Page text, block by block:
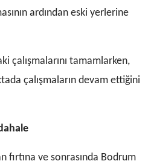
ardından eski yerlerine
çalışmalarını tamamlarken,
çalışmaların devam ettiğini
ve sonrasında Bodrum